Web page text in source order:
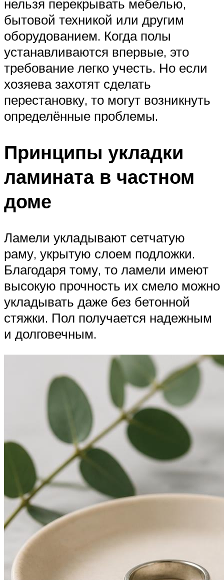
нельзя перекрывать мебелью,
бытовой техникой или другим
оборудованием. Когда полы
устанавливаются впервые, это
требование легко учесть. Но если
хозяева захотят сделать
перестановку, то могут возникнуть
определённые проблемы.
Принципы укладки
ламината в частном
доме
Ламели укладывают сетчатую
раму, укрытую слоем подложки.
Благодаря тому, то ламели имеют
высокую прочность их смело можно
укладывать даже без бетонной
стяжки. Пол получается надежным
и долговечным.